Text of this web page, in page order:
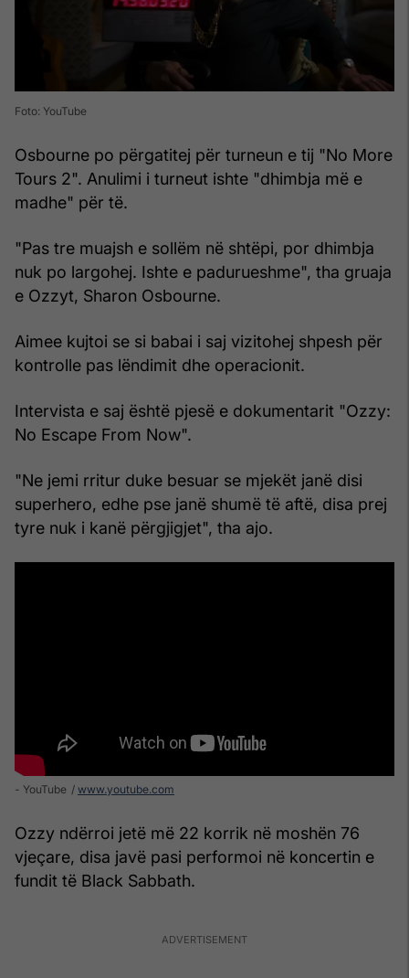
Foto: YouTube
Osbourne po përgatitej për turneun e tij "No More
Tours 2". Anulimi i turneut ishte "dhimbja më e
madhe" për të.
"Pas tre muajsh e sollëm në shtëpi, por dhimbja
nuk po largohej. Ishte e padurueshme", tha gruaja
e Ozzyt, Sharon Osbourne.
Aimee kujtoi se si babai i saj vizitohej shpesh për
kontrolle pas lëndimit dhe operacionit.
Intervista e saj është pjesë e dokumentarit "Ozzy:
No Escape From Now".
"Ne jemi rritur duke besuar se mjekët janë disi
superhero, edhe pse janë shumë të aftë, disa prej
tyre nuk i kanë përgjigjet", tha ajo.
- YouTube www.youtube.com
Ozzy ndërroi jetë më 22 korrik në moshën 76
vjeçare, disa javë pasi performoi në koncertin e
fundit të Black Sabbath.